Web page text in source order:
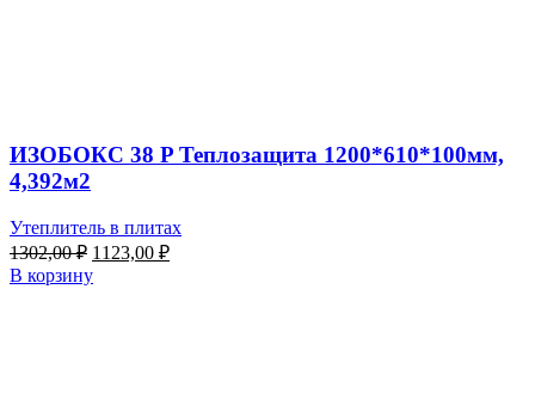
ИЗОБОКС 38 P Теплозащита 1200*610*100мм,
4,392м2
Утеплитель в плитах
1302,00₽ Первоначальная
цена
составляла
1123,00 ₽Текущая
В корзину